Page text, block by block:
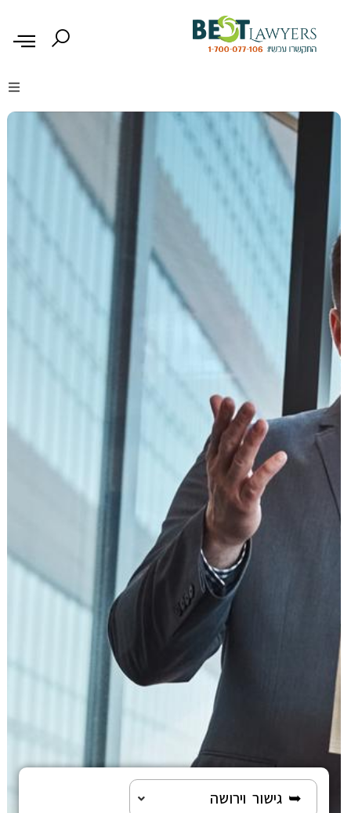
דיני נזיקין
דיני משפחה
דיני עבודה
דיני תעבורה
מקרקעין נדל"ן
הוצאה לפועל
פלילי
משפט מסחרי
משפט אזרחי
צה"ל-משרד הביטחון
עוד תחומים
➥ גישור וירושה